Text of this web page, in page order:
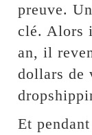
preuve.
clé. Alors
an, il
dollars de
Et